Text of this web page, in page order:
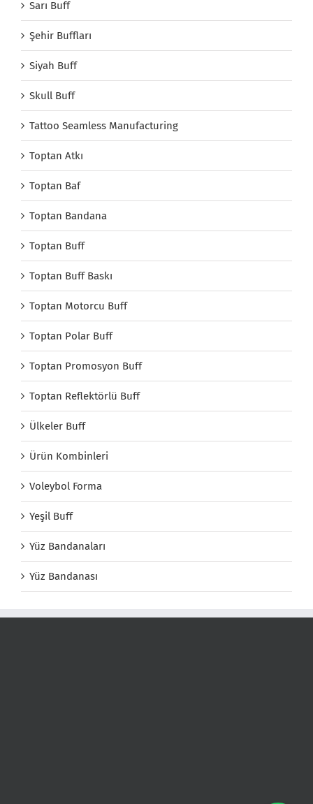
Sarı Buff
Şehir Buffları
Siyah Buff
Skull Buff
Tattoo Seamless Manufacturing
Toptan Atkı
Toptan Baf
Toptan Bandana
Toptan Buff
Toptan Buff Baskı
Toptan Motorcu Buff
Toptan Polar Buff
Toptan Promosyon Buff
Toptan Reflektörlü Buff
Ülkeler Buff
Ürün Kombinleri
Voleybol Forma
Yeşil Buff
Yüz Bandanaları
Yüz Bandanası